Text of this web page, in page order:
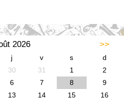
2026 >>
j v s
d
30 31 1
2
6 7 8
9
13 14 15
16